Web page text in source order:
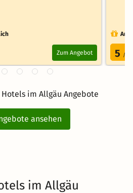
Zum Angebot 5 /5.0
im Allgäu Angebote
ansehen
im Allgäu